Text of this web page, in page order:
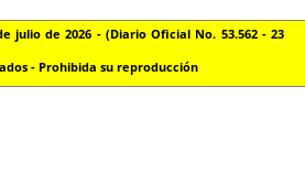
julio de 2026 - (Diario Oficial No. 53.562 - 23
- Prohibida su reproducción